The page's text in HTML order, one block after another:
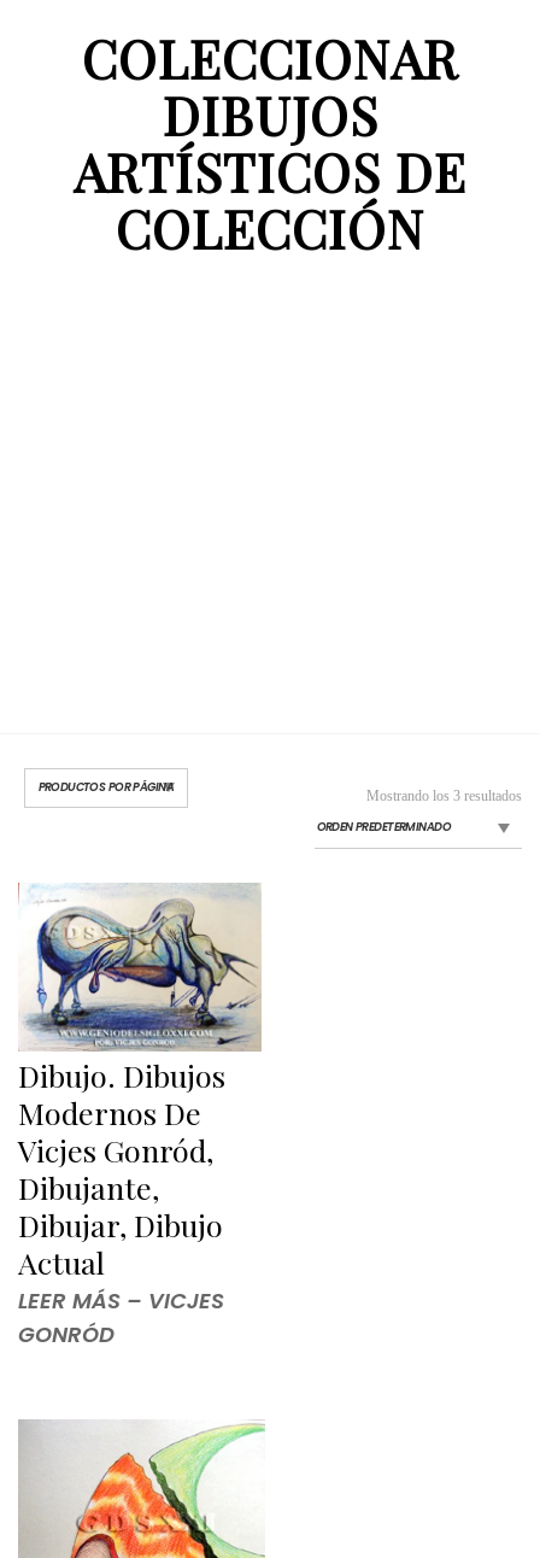
COLECCIONAR
DIBUJOS
ARTÍSTICOS DE
COLECCIÓN
Mostrando los 3 resultados
Dibujo. Dibujos
Modernos De
Vicjes Gonród,
Dibujante,
Dibujar, Dibujo
Actual
LEER MÁS – VICJES
GONRÓD